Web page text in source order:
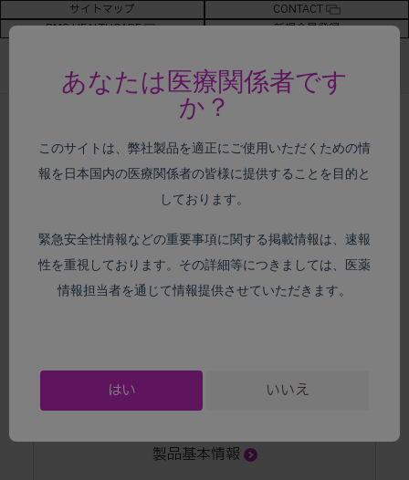
サイトマップ
CONTACT
BMS HEALTHCARE
新規会員登録
製品情報
製品基本情報
あなたは医療関係者です
か？
このサイトは、弊社製品を適正にご使用いただくための情
報を日本国内の医療関係者の皆様に提供することを目的と
しております。
緊急安全性情報などの重要事項に関する掲載情報は、速報
性を重視しております。その詳細等につきましては、医薬
情報担当者を通じて情報提供させていただきます。
はい いいえ